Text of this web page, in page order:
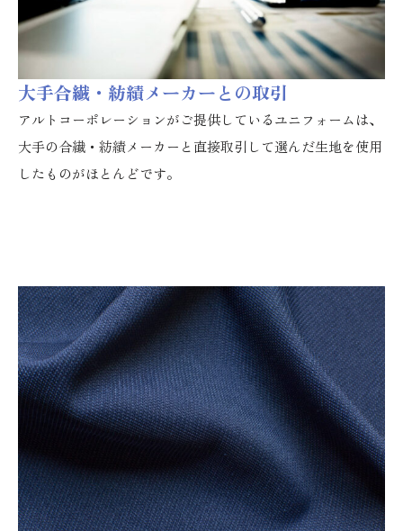
大手合繊・紡績メーカーとの取引
アルトコーポレーションがご提供しているユニフォームは、
大手の合繊・紡績メーカーと直接取引して選んだ生地を使用
したものがほとんどです。